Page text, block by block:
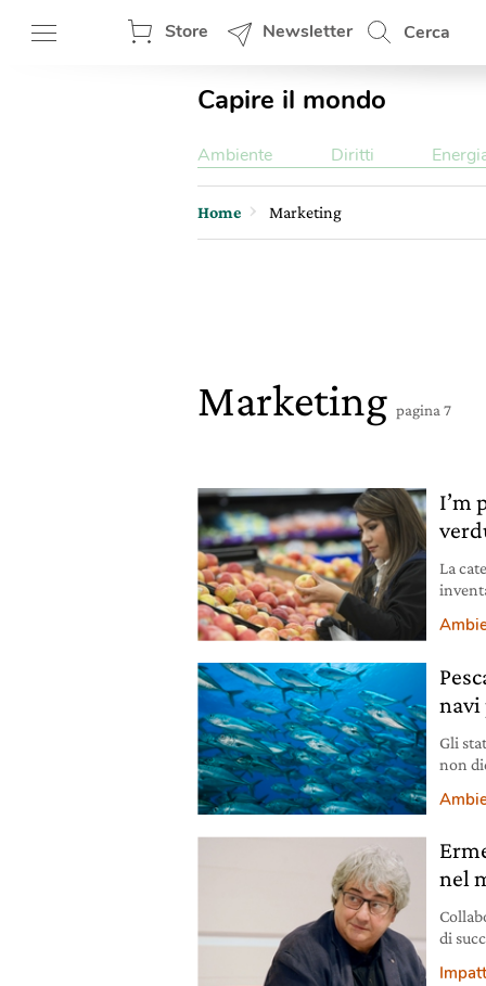
Store Newsletter Cerca
Capire il mondo
Ambiente Diritti
Home Marketing
Marketing pagina 7
I’m
La
navi
Gli
non
nel
di